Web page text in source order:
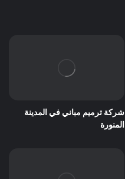
شركة ترميم مباني في المدينة
المنورة